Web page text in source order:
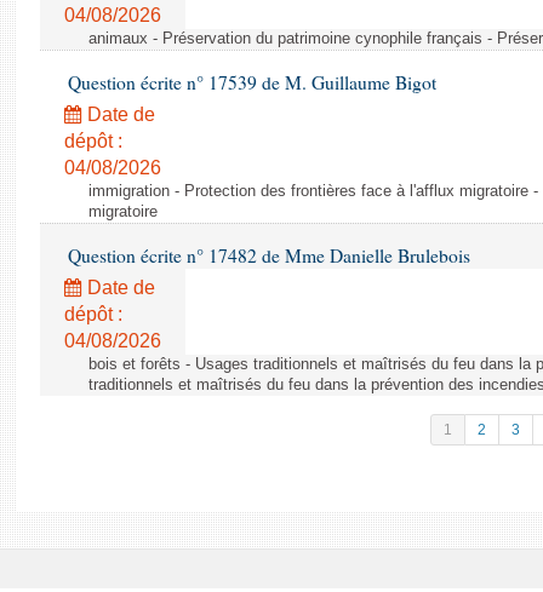
04/08/2026
animaux - Préservation du patrimoine cynophile français -
Question écrite n° 17539 de M. Guillaume Bigot
Date de
dépôt :
04/08/2026
immigration - Protection des frontières face à l'afflux migratoire
migratoire
Question écrite n° 17482 de Mme Danielle Brulebois
Date de
dépôt :
04/08/2026
bois et forêts - Usages traditionnels et maîtrisés du feu dans la
traditionnels et maîtrisés du feu dans la prévention des
1 2 3